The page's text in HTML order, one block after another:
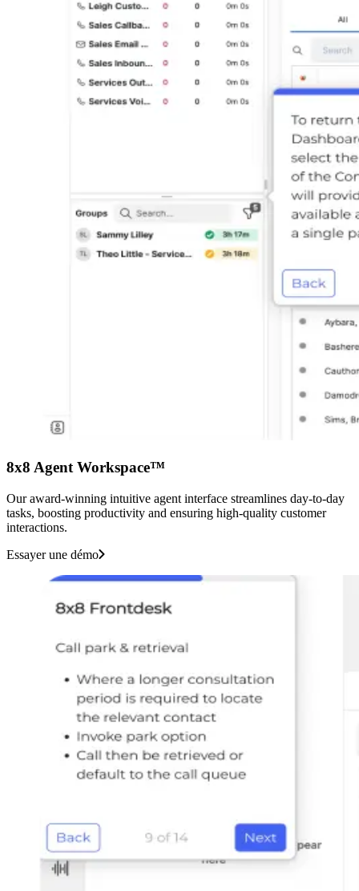
8x8 Agent Workspace™
Our award-winning intuitive agent interface streamlines day-to-day
tasks, boosting productivity and ensuring high-quality customer
interactions.
Essayer une démo